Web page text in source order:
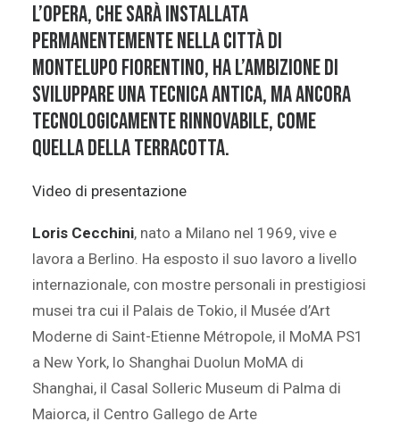
L’opera, che sarà installata
permanentemente nella città di
Montelupo Fiorentino, ha l’ambizione di
sviluppare una tecnica antica, ma ancora
tecnologicamente rinnovabile, come
quella della terracotta.
Video di presentazione
Loris Cecchini, nato a Milano nel 1969, vive e
lavora a Berlino. Ha esposto il suo lavoro a livello
internazionale, con mostre personali in prestigiosi
musei tra cui il Palais de Tokio, il Musée d’Art
Moderne di Saint-Etienne Métropole, il MoMA PS1
a New York, lo Shanghai Duolun MoMA di
Shanghai, il Casal Solleric Museum di Palma di
Maiorca, il Centro Gallego de Arte